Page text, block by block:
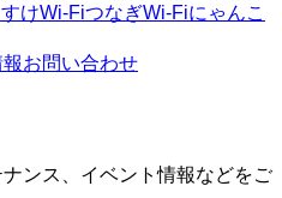
けWi-FiつなぎWi-Fiにゃんこ
お問い合わせ
ンス、イベント情報などをご